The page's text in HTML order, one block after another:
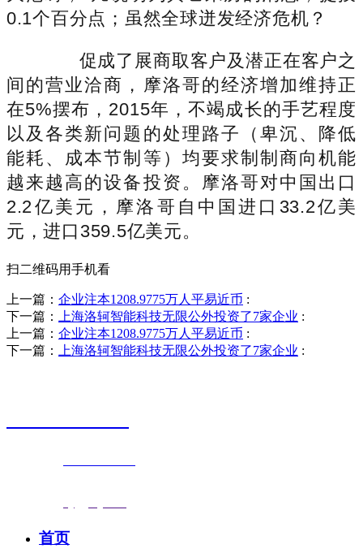
0.1个百分点；虽然全球迸发经济危机？
促成了展商取客户及潜正在客户之
间的营业洽商，摩洛哥的经济增加维持正
在5%摆布，2015年，不竭成长的手艺程度
以及各类新问题的处理路子（卑沉、降低
能耗、成本节制等）均要求制制商向机能
越来越高的设备投资。摩洛哥对中国出口
2.2亿美元，摩洛哥自中国进口33.2亿美
元，进口359.5亿美元。
扫二维码用手机看
上一篇： 企业注本1208.9775万人平易近币 :
下一篇：
上海洛轲智能科技无限公外投资了7家企业 :
上一篇： 企业注本1208.9775万人平易近币 :
下一篇：
上海洛轲智能科技无限公外投资了7家企业 :
首页